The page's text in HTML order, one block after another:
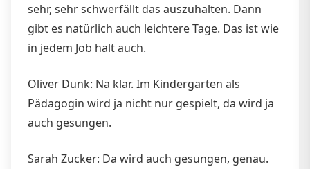
sehr, sehr schwerfällt das auszuhalten. Dann
gibt es natürlich auch leichtere Tage. Das ist wie
in jedem Job halt auch.
Oliver Dunk: Na klar. Im Kindergarten als
Pädagogin wird ja nicht nur gespielt, da wird ja
auch gesungen.
Sarah Zucker: Da wird auch gesungen, genau.